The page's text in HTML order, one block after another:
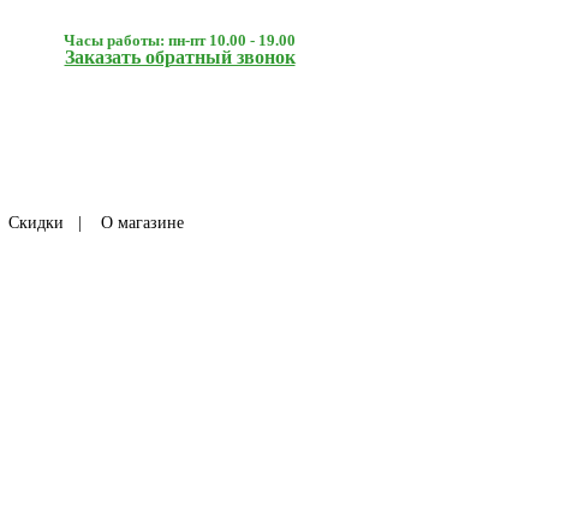
Часы работы: пн-пт 10.00 - 19.00
Заказать обратный звонок
Скидки О магазине